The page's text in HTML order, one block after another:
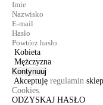
Kobieta
Mężczyzna
Kontynuuj
Akceptuję regulamin
Cookies.
ODZYSKAJ HASŁO